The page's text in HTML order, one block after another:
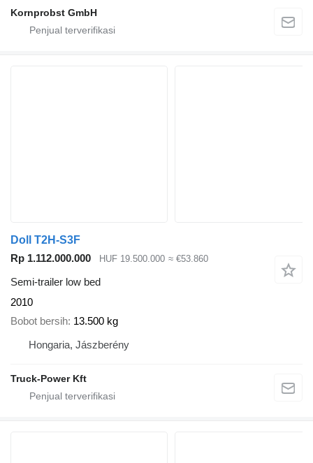
Kornprobst GmbH
Doll T2H-S3F
Rp 1.112.000.000
HUF 19.500.000 ≈ €53.860
Semi-trailer low bed
2010
Bobot bersih 13.500 kg
Hongaria, Jászberény
Truck-Power Kft